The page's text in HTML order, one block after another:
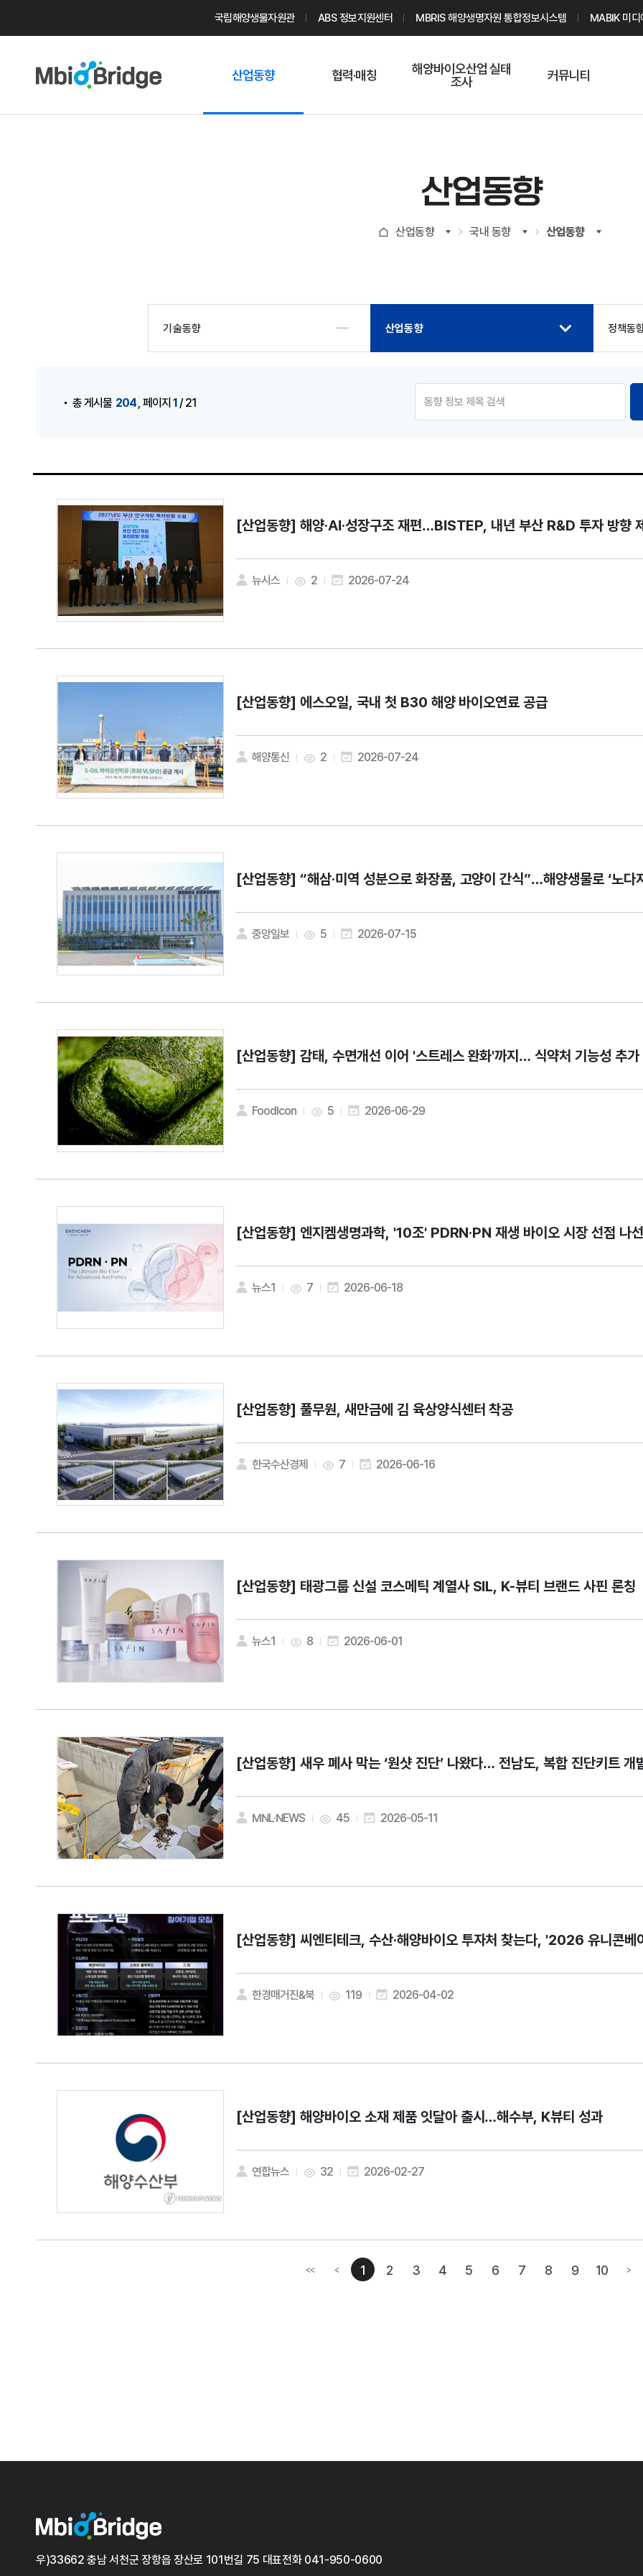
국립해양생물자원관 ABS 정보지원센터 MBRIS 해양생명자원 통합정보시스템 MABIK 미디
산업동향 협력·매칭
해양바이오산업 실태
조사
커뮤니티
해양바이오
기업현황
산업동향
산업동향 국내 동향 산업동향
기술동향 산업동향 정책동
총 게시물 204 ,페이지1/ 21
[산업동향] 해양·AI·성장구조 재편…BISTEP, 내년 부산 R&D 투자 방향
뉴시스 2 2026-07-24
[산업동향] 에스오일, 국내 첫 B30 해양 바이오연료 공급
해양통신 2 2026-07-24
[산업동향] “해삼·미역 성분으로 화장품, 고양이 간식”…해양생물로 ‘노다
중앙일보 5 2026-07-15
[산업동향] 감태, 수면개선 이어 '스트레스 완화'까지… 식약처 기능성 추가
FoodIcon 5 2026-06-29
[산업동향] 엔지켐생명과학, '10조' PDRN·PN 재생 바이오 시장 선점 나
뉴스1 7 2026-06-18
[산업동향] 풀무원, 새만금에 김 육상양식센터 착공
한국수산경제 7 2026-06-16
[산업동향] 태광그룹 신설 코스메틱 계열사 SIL, K-뷰티 브랜드 사핀 론칭
뉴스1 8 2026-06-01
[산업동향] 새우 폐사 막는 ‘원샷 진단’ 나왔다… 전남도, 복합 진단키트 개
MNL·NEWS 45 2026-05-11
[산업동향] 씨엔티테크, 수산·해양바이오 투자처 찾는다, '2026 유니콘베
한경매거진&북 119 2026-04-02
[산업동향] 해양바이오 소재 제품 잇달아 출시…해수부, K뷰티 성과
연합뉴스 32 2026-02-27
<<첫번째페이지
<이전페이지
1 2 3 4 5 6 7 8 9 10 >다
우)33662 충남 서천군 장항읍 장산로 101번길 75 대표전화 041-950-0600